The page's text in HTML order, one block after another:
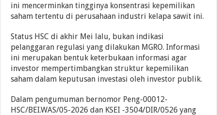
ini mencerminkan tingginya konsentrasi kepemilikan
saham tertentu di perusahaan industri kelapa sawit ini.
Status HSC di akhir Mei lalu, bukan indikasi
pelanggaran regulasi yang dilakukan MGRO. Informasi
ini merupakan bentuk keterbukaan informasi agar
investor mempertimbangkan struktur kepemilikan
saham dalam keputusan investasi oleh investor publik.
Dalam pengumuman bernomor Peng-00012-
HSC/BEI.WAS/05-2026 dan KSEI -3504/DIR/0526 yang